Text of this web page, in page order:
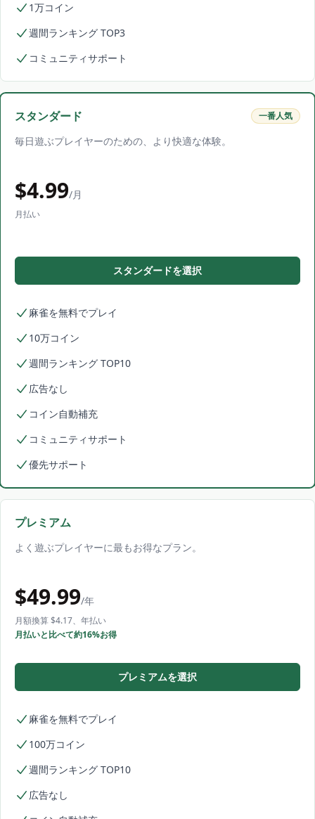
1万コイン
週間ランキング TOP3
コミュニティサポート
スタンダード 一番人気
毎日遊ぶプレイヤーのための、より快適な体験。
$4.99/月
月払い
スタンダードを選択
麻雀を無料でプレイ
10万コイン
週間ランキング TOP10
広告なし
コイン自動補充
コミュニティサポート
優先サポート
プレミアム
よく遊ぶプレイヤーに最もお得なプラン。
$49.99/年
月額換算 $4.17、年払い
月払いと比べて約16%お得
プレミアムを選択
麻雀を無料でプレイ
100万コイン
週間ランキング TOP10
広告なし